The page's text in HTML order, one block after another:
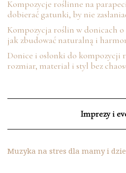
Kompozycje roślinne na
dobierać gatunki, by nie
Kompozycja roślin w donicach o
jak zbudować naturalną i
Donice i osłonki do kompozycji
rozmiar, materiał i styl bez
Imprezy i
Muzyka na stres dla mamy i